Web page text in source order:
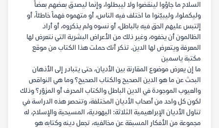
السلام ما جاؤوا لينقضوا ولا ليبطلوا، وإنما ليصدق بعضهم بعضاً
وليكملوا، وليبيّنوا ما اختلف فيه الناس، أو متهموه فهماً خاطئاً، أو
إلتبس عليهم الحق فيه بالباطل، أو نسوه ولم يذكروه، أو أراد
الظالمون أن يخفوه، وغير ذلك من الأعراض البشرية التي نتعرض لها
المعرفة ويتعرض لها الدين. تذكر أنك حملت هذا الكتاب من موقع
مكتبة ياسمين
ما إن يعرض موضوع المقارنة بين الأديان، حتى يتبادر إلى الأذهان
البحث عن ما هو الدين الصحيح والكتاب الصحيح؟ وما هي النواقص
والعيوب الموجودة في الدين الباطل والكتاب المحرف أو المزوّر؟ وذلك
لكون كل واحد من أصحاب الأديان المختلفة، وتنحصر هذه الدراسة في
تناول الأديان الإبراهيمية الثلاثة: اليهودية، المسيحية والإسلام، له
مجموعة من الأفكار المسبقة عن مخالفيه، تجعل دينه وكتابه هو